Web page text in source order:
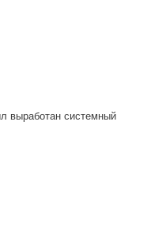
выработан системный